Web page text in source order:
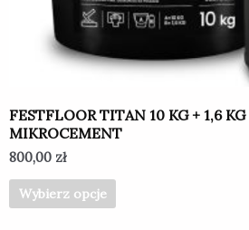
FESTFLOOR TITAN 10 KG + 1,6
MIKROCEMENT
800,00 zł
Wybierz opcje
wybrać